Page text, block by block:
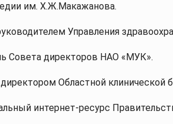
им. Х.Ж.Макажанова.
Управления
Совета директоров НАО «МУК».
Областной клинической
интернет-ресурс